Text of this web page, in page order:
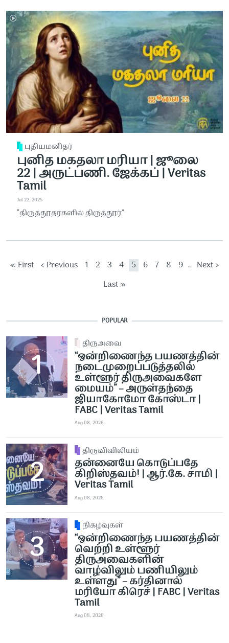
புதியமனிதர்
புனித மகதலா மரியா | ஜூலை
22 | அருட்பணி. ஜேக்கப் | Veritas
Tamil
Jul 22, 2025
“திருத்தூதர்களில் திருத்தூர்”
Pagination
First page
« First Previous page
‹ Previous Page
1 Page
2 Page
3 Page
4 Current page
5 Page
6 Page
7 Page
8 Page
9 … Next
Next ›
Last page
Last »
POPULAR
திருஅவை
“ஒன்றிணைந்த பயணத்தின்
நடைமுறைப்படுத்தலில்
உள்ளூர் திருஅவைகளே
மையம்” – அருள்தந்தை
ஜியாகோமோ கோஸ்டா |
FABC | Veritas Tamil
Aug 08, 2026
திருவிவிலியம்
தன்னையே கொடுப்பதே
கிறிஸ்தவம்! | ஆர்.கே. சாமி |
Veritas Tamil
Aug 08, 2026
நிகழ்வுகள்
“ஒன்றிணைந்த பயணத்தின்
வெற்றி உள்ளூர்
திருஅவைகளின்
வாழ்விலும் பணியிலும்
உள்ளது” – கர்தினால்
மரியோ கிரெச் | FABC | Veritas
Tamil
Aug 08, 2026